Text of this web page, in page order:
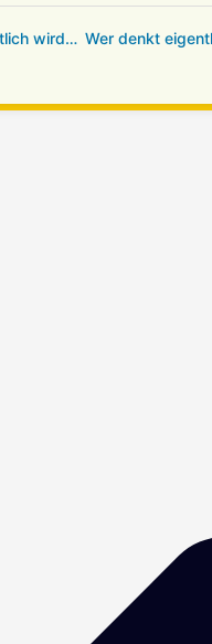
wird… Wer denkt